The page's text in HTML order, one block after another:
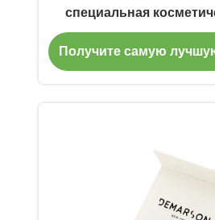
специальная
коробка с пленкой
косметической
Получите самую